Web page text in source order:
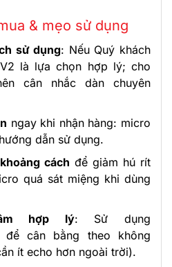
& mẹo sử dụng
sử dụng: Nếu Quý khách
là lựa chọn hợp lý; cho
cân nhắc dàn chuyên
ngay khi nhận hàng: micro
dẫn sử dụng.
cách để giảm hú rít
quá sát miệng khi dùng
hợp lý: Sử dụng
để cân bằng theo không
ít echo hơn ngoài trời).